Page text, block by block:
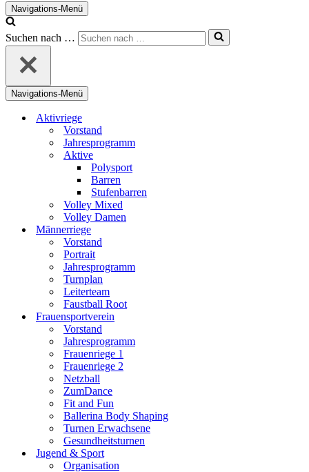
Navigations-Menü
Suchen nach …
Navigations-Menü
Aktivriege
Vorstand
Jahresprogramm
Aktive
Polysport
Barren
Stufenbarren
Volley Mixed
Volley Damen
Männerriege
Vorstand
Portrait
Jahresprogramm
Turnplan
Leiterteam
Faustball Root
Frauensportverein
Vorstand
Jahresprogramm
Frauenriege 1
Frauenriege 2
Netzball
ZumDance
Fit and Fun
Ballerina Body Shaping
Turnen Erwachsene
Gesundheitsturnen
Jugend & Sport
Organisation